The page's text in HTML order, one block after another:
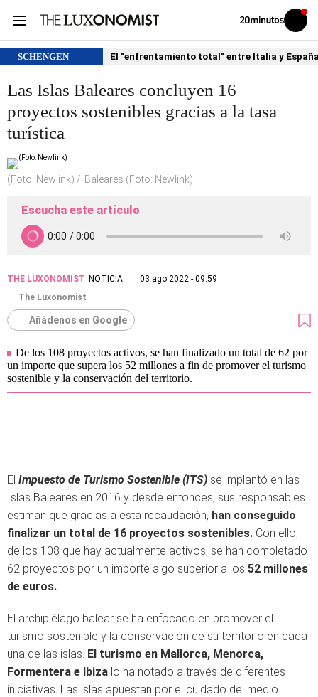
Volver
Iniciar
sesión
SCHENGEN El "enfrentamiento total" entre Italia y
Las Islas Baleares concluyen 16
proyectos sostenibles gracias a la tasa
turística
(Foto: Newlink) Baleares (Foto: Newlink)
Escucha este artículo
THE LUXONOMIST NOTICIA
03 ago 2022 - 09:59
The Luxonomist
Añádenos en Google
De los 108 proyectos activos, se han finalizado un total de 62 por
un importe que supera los 52 millones a fin de promover el turismo
sostenible y la conservación del territorio.
El Impuesto de Turismo Sostenible (ITS) se implantó en las
Islas Baleares en 2016 y desde entonces, sus responsables
estiman que gracias a esta recaudación, han conseguido
finalizar un total de 16 proyectos sostenibles. Con ello,
de los 108 que hay actualmente activos, se han completado
62 proyectos por un importe algo superior a los 52 millones
de euros.
El archipiélago balear se ha enfocado en promover el
turismo sostenible y la conservación de su territorio en cada
una de las islas. El turismo en Mallorca, Menorca,
Formentera e Ibiza lo ha notado a través de diferentes
iniciativas. Las islas apuestan por el cuidado del medio